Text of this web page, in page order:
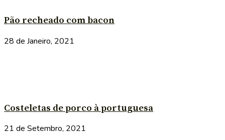
Pão recheado com bacon
28 de Janeiro, 2021
Costeletas de porco à portuguesa
21 de Setembro, 2021